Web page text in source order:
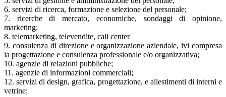
6. servizi di ricerca, formazione e selezione del personale;
7. ricerche di mercato, economiche, sondaggi di opinione,
marketing;
8. telemarketing, televendite, cali center
9. consulenza di direzione e organizzazione aziendale, ivi compresa
la progettazione e consulenza professionale e/o organizzativa;
10. agenzie di relazioni pubbliche;
11. agenzie di informazioni commerciali;
12. servizi di design, grafica, progettazione, e allestimenti di interni e
vetrine;